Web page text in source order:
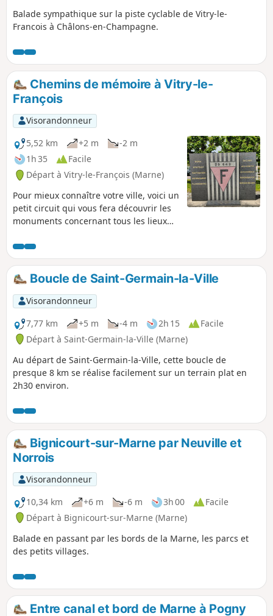
Balade sympathique sur la piste cyclable de Vitry-le-
Francois à Châlons-en-Champagne.
Chemins de mémoire à Vitry-le-
François
Visorandonneur
5,52 km
+2 m
-2 m
1h 35
Facile
Départ à Vitry-le-François (Marne)
Pour mieux connaître votre ville, voici un
petit circuit qui vous fera découvrir les
monuments concernant tous les lieux
difficulté particulière sur ce circuit qui
circule au travers des rues de la ville.
Boucle de Saint-Germain-la-Ville
Visorandonneur
7,77 km
+5 m -4 m 2h 15
Facile
Départ à Saint-Germain-la-Ville (Marne)
Au départ de Saint-Germain-la-Ville, cette boucle de
presque 8 km se réalise facilement sur un terrain plat en
2h30 environ.
Bignicourt-sur-Marne par Neuville et
Norrois
Visorandonneur
10,34 km
+6 m -6 m 3h 00
Facile
Départ à Bignicourt-sur-Marne (Marne)
Balade en passant par les bords de la Marne, les parcs et
des petits villages.
Entre canal et bord de Marne à Pogny